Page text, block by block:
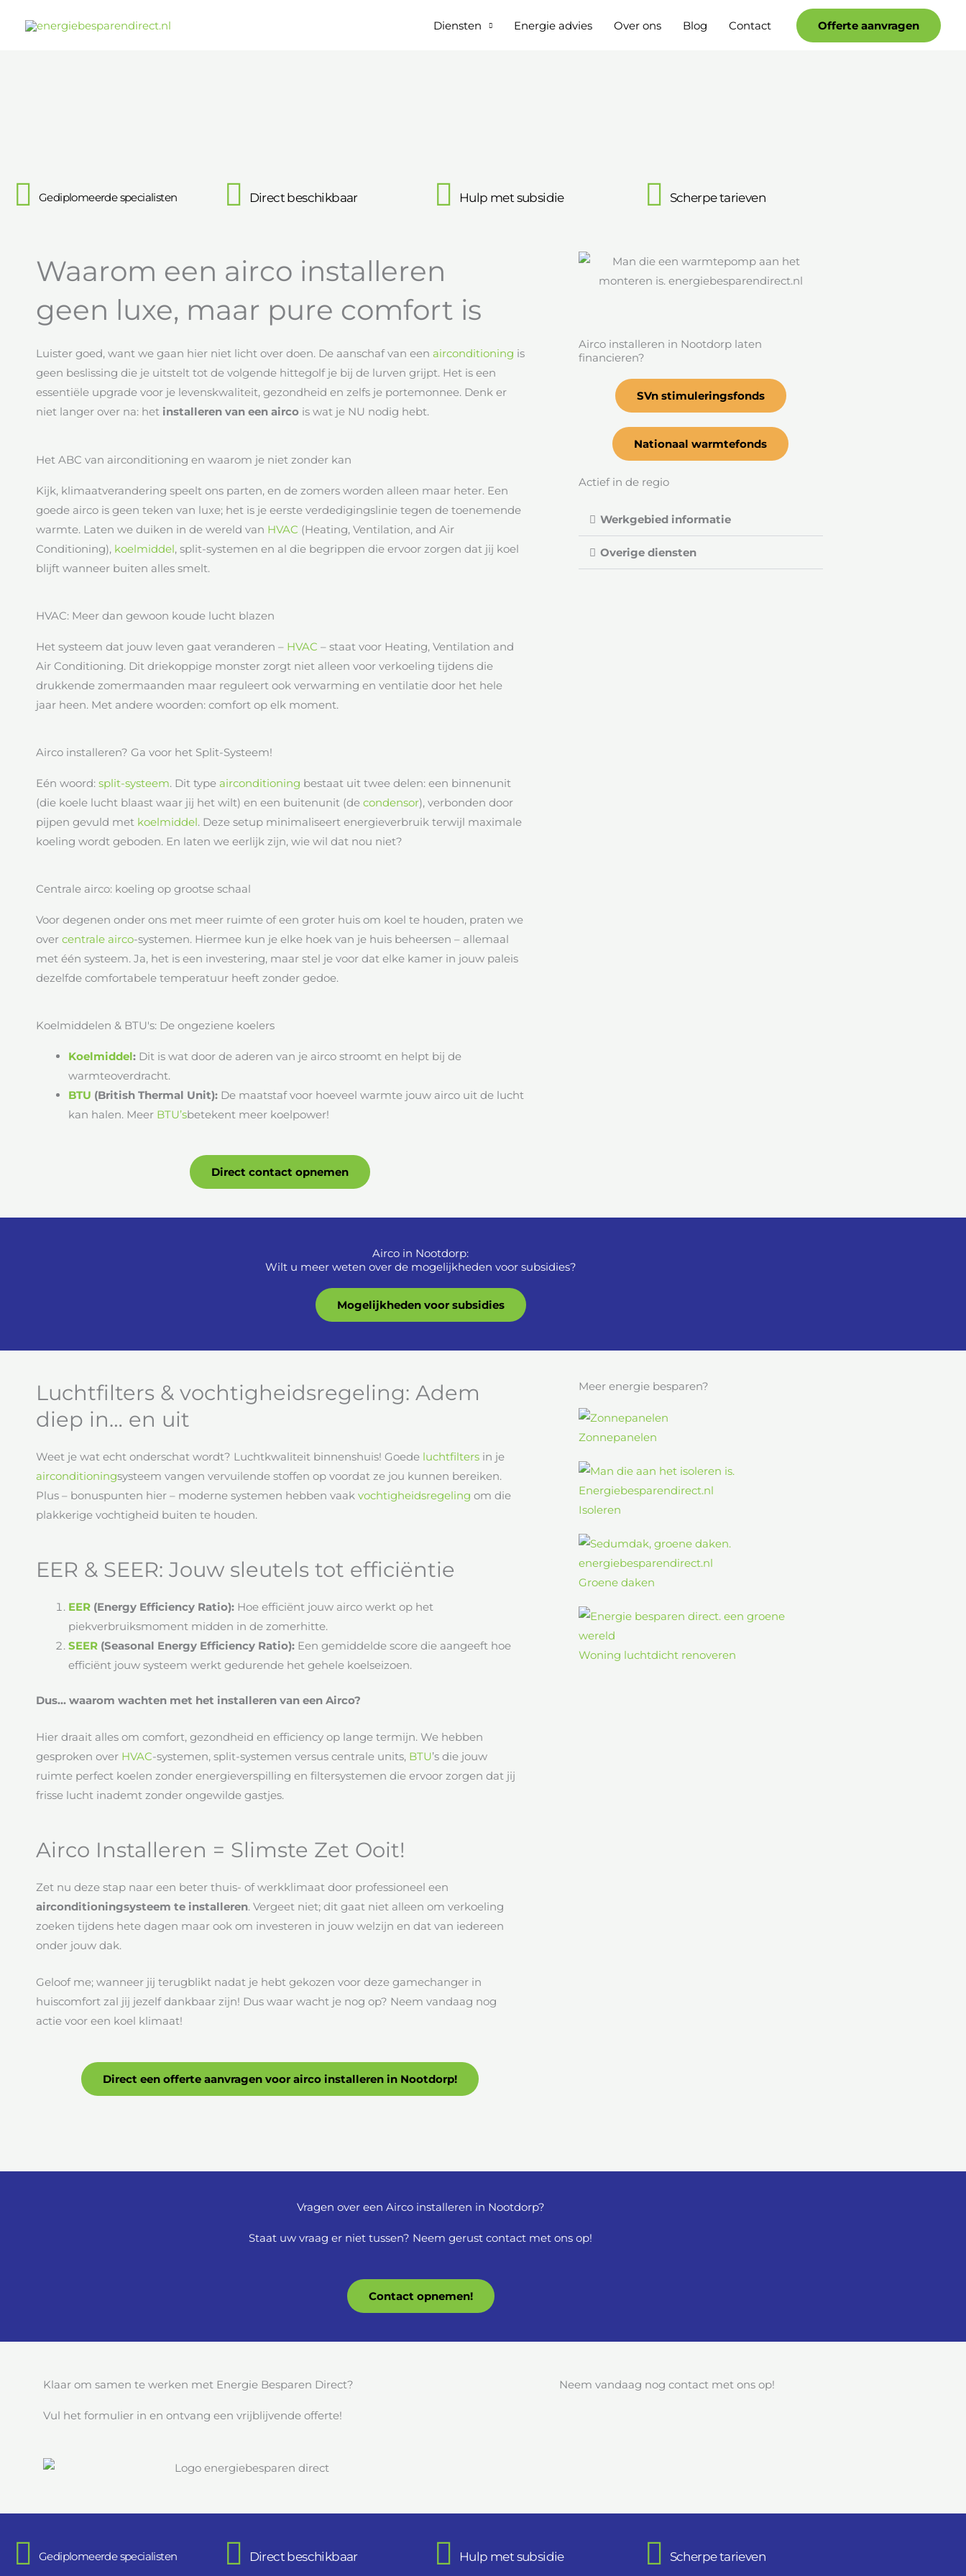
Diensten Energie advies Over ons Blog Contact Offerte aanvragen
Gediplomeerde specialisten Direct beschikbaar Hulp met subsidie Scherpe tarieven
Waarom een airco installeren
geen luxe, maar pure comfort is
Luister goed, want we gaan hier niet licht over doen. De aanschaf van een airconditioning is
geen beslissing die je uitstelt tot de volgende hittegolf je bij de lurven grijpt. Het is een
essentiële upgrade voor je levenskwaliteit, gezondheid en zelfs je portemonnee. Denk er
niet langer over na: het installeren van een airco is wat je NU nodig hebt.
Het ABC van airconditioning en waarom je niet zonder kan
Kijk, klimaatverandering speelt ons parten, en de zomers worden alleen maar heter. Een
goede airco is geen teken van luxe; het is je eerste verdedigingslinie tegen de toenemende
warmte. Laten we duiken in de wereld van HVAC (Heating, Ventilation, and Air
Conditioning), koelmiddel, split-systemen en al die begrippen die ervoor zorgen dat jij koel
blijft wanneer buiten alles smelt.
HVAC: Meer dan gewoon koude lucht blazen
Het systeem dat jouw leven gaat veranderen – HVAC – staat voor Heating, Ventilation and
Air Conditioning. Dit driekoppige monster zorgt niet alleen voor verkoeling tijdens die
drukkende zomermaanden maar reguleert ook verwarming en ventilatie door het hele
jaar heen. Met andere woorden: comfort op elk moment.
Airco installeren? Ga voor het Split-Systeem!
Eén woord: split-systeem. Dit type airconditioning bestaat uit twee delen: een binnenunit
(die koele lucht blaast waar jij het wilt) en een buitenunit (de condensor), verbonden door
pijpen gevuld met koelmiddel. Deze setup minimaliseert energieverbruik terwijl maximale
koeling wordt geboden. En laten we eerlijk zijn, wie wil dat nou niet?
Centrale airco: koeling op grootse schaal
Voor degenen onder ons met meer ruimte of een groter huis om koel te houden, praten we
over centrale airco-systemen. Hiermee kun je elke hoek van je huis beheersen – allemaal
met één systeem. Ja, het is een investering, maar stel je voor dat elke kamer in jouw paleis
dezelfde comfortabele temperatuur heeft zonder gedoe.
Koelmiddelen & BTU's: De ongeziene koelers
Koelmiddel: Dit is wat door de aderen van je airco stroomt en helpt bij de
warmteoverdracht.
BTU (British Thermal Unit): De maatstaf voor hoeveel warmte jouw airco uit de lucht
kan halen. Meer BTU’sbetekent meer koelpower!
Direct contact opnemen
Airco installeren in Nootdorp laten
financieren?
SVn stimuleringsfonds
Nationaal warmtefonds
Actief in de regio
Werkgebied informatie
Overige diensten
Airco in Nootdorp:
Wilt u meer weten over de mogelijkheden voor subsidies?
Mogelijkheden voor subsidies
Luchtfilters & vochtigheidsregeling: Adem
diep in… en uit
Weet je wat echt onderschat wordt? Luchtkwaliteit binnenshuis! Goede luchtfilters in je
airconditioningsysteem vangen vervuilende stoffen op voordat ze jou kunnen bereiken.
Plus – bonuspunten hier – moderne systemen hebben vaak vochtigheidsregeling om die
plakkerige vochtigheid buiten te houden.
EER & SEER: Jouw sleutels tot efficiëntie
EER (Energy Efficiency Ratio): Hoe efficiënt jouw airco werkt op het
piekverbruiksmoment midden in de zomerhitte.
SEER (Seasonal Energy Efficiency Ratio): Een gemiddelde score die aangeeft hoe
efficiënt jouw systeem werkt gedurende het gehele koelseizoen.
Dus… waarom wachten met het installeren van een Airco?
Hier draait alles om comfort, gezondheid en efficiency op lange termijn. We hebben
gesproken over HVAC-systemen, split-systemen versus centrale units, BTU’s die jouw
ruimte perfect koelen zonder energieverspilling en filtersystemen die ervoor zorgen dat jij
frisse lucht inademt zonder ongewilde gastjes.
Airco Installeren = Slimste Zet Ooit!
Zet nu deze stap naar een beter thuis- of werkklimaat door professioneel een
airconditioningsysteem te installeren. Vergeet niet; dit gaat niet alleen om verkoeling
zoeken tijdens hete dagen maar ook om investeren in jouw welzijn en dat van iedereen
onder jouw dak.
Geloof me; wanneer jij terugblikt nadat je hebt gekozen voor deze gamechanger in
huiscomfort zal jij jezelf dankbaar zijn! Dus waar wacht je nog op? Neem vandaag nog
actie voor een koel klimaat!
Direct een offerte aanvragen voor airco installeren in Nootdorp!
Meer energie besparen?
Zonnepanelen
Isoleren
Groene daken
Woning luchtdicht renoveren
Vragen over een Airco installeren in Nootdorp?
Staat uw vraag er niet tussen? Neem gerust contact met ons op!
Contact opnemen!
Klaar om samen te werken met Energie Besparen Direct?
Vul het formulier in en ontvang een vrijblijvende offerte!
Neem vandaag nog contact met ons op!
Gediplomeerde specialisten Direct beschikbaar Hulp met subsidie Scherpe tarieven